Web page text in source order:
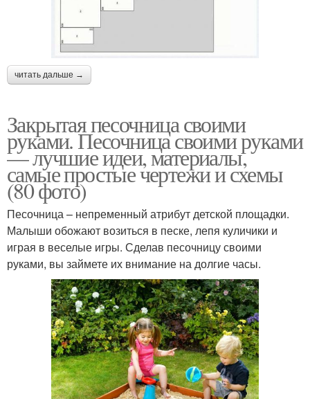
читать дальше →
Закрытая песочница своими
руками. Песочница своими руками
— лучшие идеи, материалы,
самые простые чертежи и схемы
(80 фото)
Песочница – непременный атрибут детской площадки.
Малыши обожают возиться в песке, лепя куличики и
играя в веселые игры. Сделав песочницу своими
руками, вы займете их внимание на долгие часы.